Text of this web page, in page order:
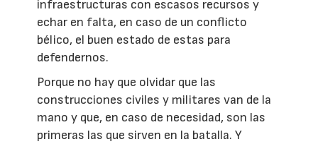
infraestructuras con escasos recursos y
echar en falta, en caso de un conflicto
bélico, el buen estado de estas para
defendernos.
Porque no hay que olvidar que las
construcciones civiles y militares van de la
mano y que, en caso de necesidad, son las
primeras las que sirven en la batalla. Y